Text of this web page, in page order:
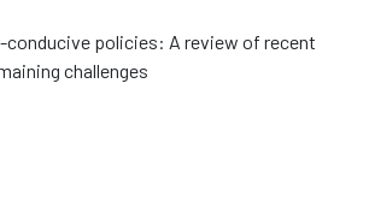
conducive policies: A review of recent
challenges